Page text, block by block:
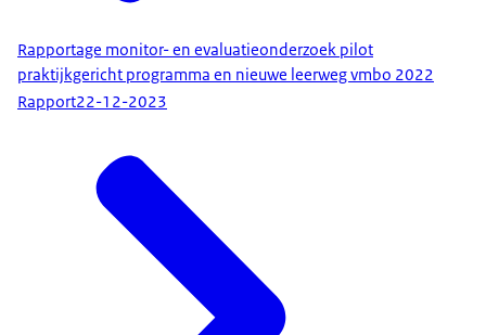
Rapportage monitor- en evaluatieonderzoek pilot
praktijkgericht programma en nieuwe leerweg vmbo 2022
Rapport22-12-2023